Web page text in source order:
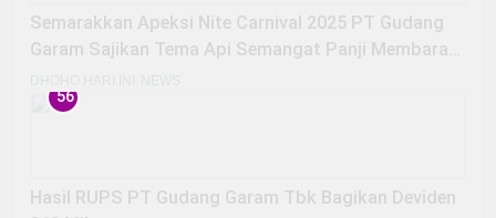
Semarakkan Apeksi Nite Carnival 2025 PT Gudang
Garam Sajikan Tema Api Semangat Panji Membara
di Tanah Kediri
DHOHO HARI INI NEWS
56
Hasil RUPS PT Gudang Garam Tbk Bagikan Deviden